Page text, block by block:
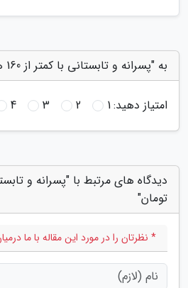
به "پسرانه و تابستانی با کمتر از 160 هزار تومان" امتیاز دهید
امتیاز دهید:1
2
3
4
تومان"
* نظرتان را در مورد این مقاله با ما